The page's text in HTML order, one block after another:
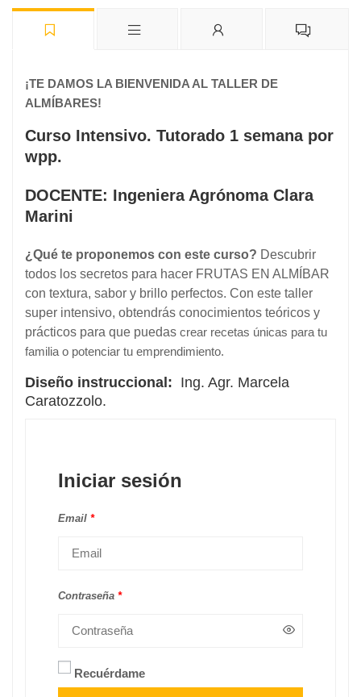
¡TE DAMOS LA BIENVENIDA AL TALLER DE
ALMÍBARES!
Curso Intensivo. Tutorado 1 semana por
wpp.
DOCENTE: Ingeniera Agrónoma Clara
Marini
¿Qué te proponemos con este curso? Descubrir
todos los secretos para hacer FRUTAS EN ALMÍBAR
con textura, sabor y brillo perfectos. Con este taller
super intensivo, obtendrás conocimientos teóricos y
prácticos para que puedas crear recetas únicas para tu
familia o potenciar tu emprendimiento.
Diseño instruccional: Ing. Agr. Marcela
Caratozzolo.
Iniciar sesión
Email *
Contraseña *
Recuérdame